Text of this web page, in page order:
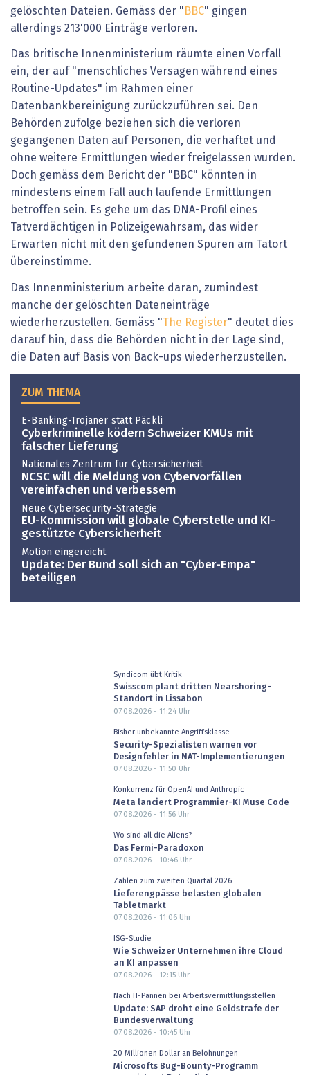
gelöschten Dateien. Gemäss der " BBC" gingen
allerdings 213'000 Einträge verloren.
Das britische Innenministerium räumte einen Vorfall
ein, der auf "menschliches Versagen während eines
Routine-Updates" im Rahmen einer
Datenbankbereinigung zurückzuführen sei. Den
Behörden zufolge beziehen sich die verloren
gegangenen Daten auf Personen, die verhaftet und
ohne weitere Ermittlungen wieder freigelassen wurden.
Doch gemäss dem Bericht der "BBC" könnten in
mindestens einem Fall auch laufende Ermittlungen
betroffen sein. Es gehe um das DNA-Profil eines
Tatverdächtigen in Polizeigewahrsam, das wider
Erwarten nicht mit den gefundenen Spuren am Tatort
übereinstimme.
Das Innenministerium arbeite daran, zumindest
manche der gelöschten Dateneinträge
wiederherzustellen. Gemäss "The Register" deutet dies
darauf hin, dass die Behörden nicht in der Lage sind,
die Daten auf Basis von Back-ups wiederherzustellen.
ZUM THEMA
E-Banking-Trojaner statt Päckli
Cyberkriminelle ködern Schweizer KMUs mit
falscher Lieferung
Nationales Zentrum für Cybersicherheit
NCSC will die Meldung von Cybervorfällen
vereinfachen und verbessern
Neue Cybersecurity-Strategie
EU-Kommission will globale Cyberstelle und KI-
gestützte Cybersicherheit
Motion eingereicht
Update: Der Bund soll sich an "Cyber-Empa"
beteiligen
Syndicom übt Kritik
Swisscom plant dritten Nearshoring-
Standort in Lissabon
07.08.2026 - 11:24Uhr
Bisher unbekannte Angriffsklasse
Security-Spezialisten warnen vor
Designfehler in NAT-Implementierungen
07.08.2026 - 11:50 Uhr
Konkurrenz für OpenAI und Anthropic
Meta lanciert Programmier-KI Muse Code
07.08.2026 - 11:56Uhr
Wo sind all die Aliens?
Das Fermi-Paradoxon
07.08.2026 - 10:46Uhr
Zahlen zum zweiten Quartal 2026
Lieferengpässe belasten globalen
Tabletmarkt
07.08.2026 - 11:06Uhr
ISG-Studie
Wie Schweizer Unternehmen ihre Cloud
an KI anpassen
07.08.2026 - 12:15Uhr
Nach IT-Pannen bei Arbeitsvermittlungsstellen
Update: SAP droht eine Geldstrafe der
Bundesverwaltung
07.08.2026 - 10:45Uhr
20 Millionen Dollar an Belohnungen
Microsofts Bug-Bounty-Programm